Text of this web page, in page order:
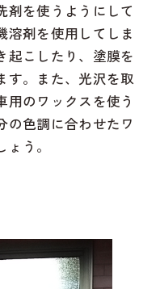
剤を使うようにして
溶剤を使用してしま
起こしたり、塗膜を
す。また、光沢を取
用のワックスを使う
の色調に合わせたワ
う。